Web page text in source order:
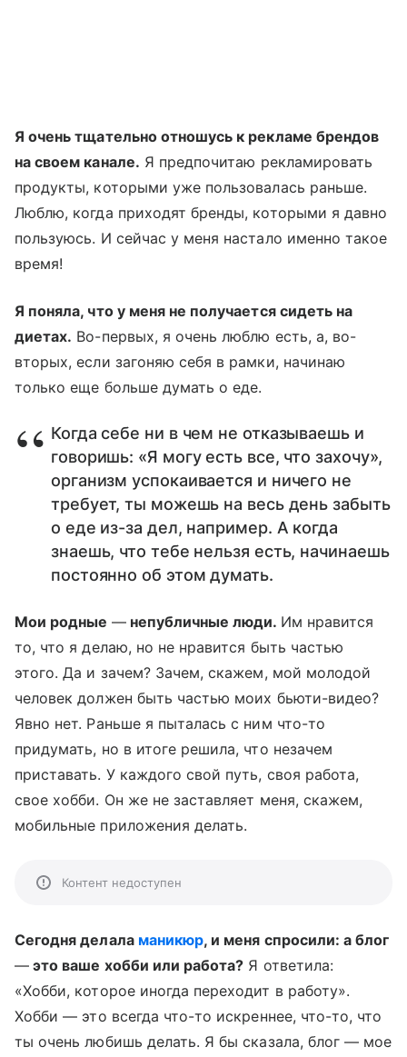
Я очень тщательно отношусь к рекламе брендов
на своем канале. Я предпочитаю рекламировать
продукты, которыми уже пользовалась раньше.
Люблю, когда приходят бренды, которыми я давно
пользуюсь. И сейчас у меня настало именно такое
время!
Я поняла, что у меня не получается сидеть на
диетах. Во-первых, я очень люблю есть, а, во-
вторых, если загоняю себя в рамки, начинаю
только еще больше думать о еде.
Когда себе ни в чем не отказываешь и
говоришь: «Я могу есть все, что захочу»,
организм успокаивается и ничего не
требует, ты можешь на весь день забыть
о еде из-за дел, например. А когда
знаешь, что тебе нельзя есть, начинаешь
постоянно об этом думать.
Мои родные —непубличные люди. Им нравится
то, что я делаю, но не нравится быть частью
этого. Да и зачем? Зачем, скажем, мой молодой
человек должен быть частью моих бьюти-видео?
Явно нет. Раньше я пыталась с ним что-то
придумать, но в итоге решила, что незачем
приставать. У каждого свой путь, своя работа,
свое хобби. Он же не заставляет меня, скажем,
мобильные приложения делать.
Контент недоступен
Сегодня делала маникюр, и меня спросили: а блог
— это ваше хобби или работа? Я ответила:
«Хобби, которое иногда переходит в работу».
Хобби— это всегда что-то искреннее, что-то, что
ты очень любишь делать. Я бы сказала, блог— мое